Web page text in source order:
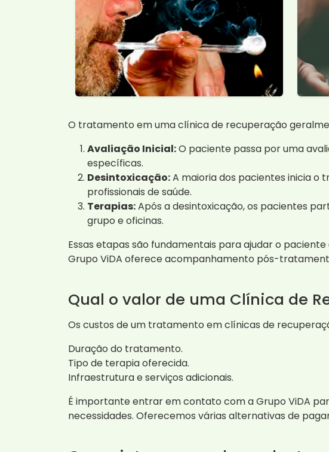
O tratamento em uma clínica de recuperação
Avaliação Inicial:O paciente passa por uma
específicas.
Desintoxicação:A maioria dos pacientes inicia o
profissionais de saúde.
Terapias:Após a desintoxicação, os pacientes
grupo e oficinas.
Essas etapas são fundamentais para ajudar o
Grupo ViDA oferece acompanhamento pós-
Qual o valor de uma Clínica de
Os custos de um tratamento em clínicas de
Duração do tratamento.
Tipo de terapia oferecida.
Infraestrutura e serviços adicionais.
É importante entrar em contato com a Grupo ViDA
necessidades. Oferecemos várias alternativas de